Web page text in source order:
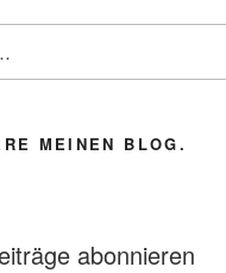
MEINEN BLOG.
abonnieren